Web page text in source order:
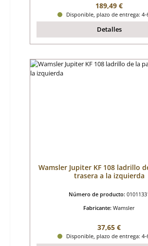
Precio normal:
189,49 €
Disponible, plazo de entrega: 4-
Detalles
Wamsler Jupiter KF 108 ladrillo
trasera a la izquierda
Número de producto:
Fabricante: Wamsler
Precio normal:
37,65 €
Disponible, plazo de entrega: 4-